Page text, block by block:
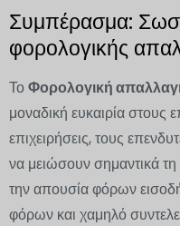
Συμπέρασμα:
φορολογικής
ΤοΦορολογική
μοναδική ευκαιρία στους
επιχειρήσεις, τους
να μειώσουν σημαντικά
την απουσία φόρων
φόρων και χαμηλό